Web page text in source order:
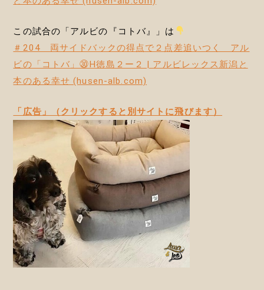
この試合の「アルビの『コトバ』」は
＃204 両サイドバックの得点で２点差追いつく アル
ビの「コトバ」㉚H徳島２ー２ | アルビレックス新潟と
本のある幸せ (husen-alb.com)
「広告」（クリックすると別サイトに飛びます）